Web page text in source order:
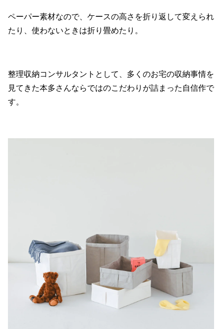
ペーパー素材なので、ケースの高さを折り返して変えられ
たり、使わないときは折り畳めたり。
整理収納コンサルタントとして、多くのお宅の収納事情を
見てきた本多さんならではのこだわりが詰まった自信作で
す。